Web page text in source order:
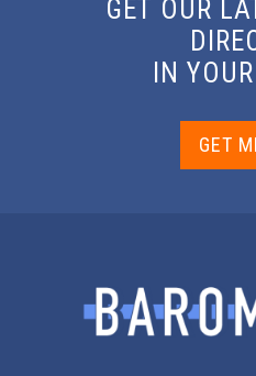
GET OUR
IN
GET